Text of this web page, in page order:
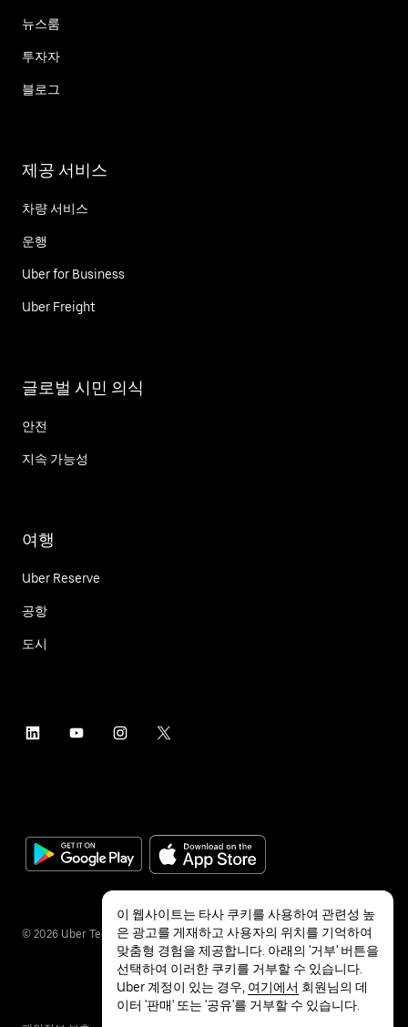
뉴스룸
투자자
블로그
제공 서비스
차량 서비스
운행
Uber for Business
Uber Freight
글로벌 시민 의식
안전
지속 가능성
여행
Uber Reserve
공항
도시
© 2026 Uber Technologies Inc.
이 웹사이트는 타사 쿠키를 사용하여 관련성 높
은 광고를 게재하고 사용자의 위치를 기억하여
맞춤형 경험을 제공합니다. 아래의 '거부' 버튼을
선택하여 이러한 쿠키를 거부할 수 있습니다.
Uber 계정이 있는 경우, 여기에서 회원님의 데
이터 '판매' 또는 '공유'를 거부할 수 있습니다.